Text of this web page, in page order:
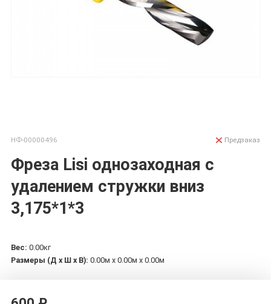
НФ-00000496
Фреза Lisi однозаходная с
удалением стружки вниз
3,175*1*3
Предзаказ
Вес: 0.00кг
Размеры (Д х Ш х В): 0.00м x 0.00м x 0.00м